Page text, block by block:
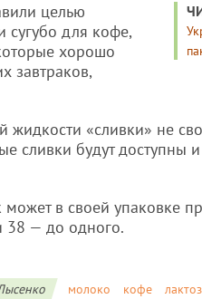
целью
сугубо для кофе,
хорошо
завтраков,
жидкости «сливки» не
сливки будут
может в своей упаковке
38 — до одного.
молоко кофе